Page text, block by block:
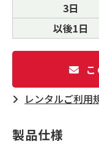
3日
以後1日
レンタルご利⽤
製品仕様